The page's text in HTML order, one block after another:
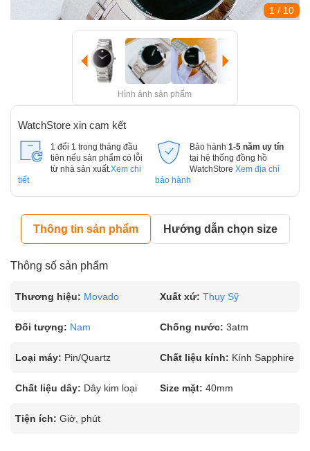
1 / 10
Hình ảnh sản phẩm
WatchStore xin cam kết
1 đổi 1 trong tháng đầu
tiên nếu sản phẩm có lỗi
từ nhà sản xuất. Xem chi
tiết
Bảo hành 1-5 năm uy tín
tại hệ thống đồng hồ
WatchStore Xem địa chỉ
bảo hành
Thông tin sản phẩm Hướng dẫn chọn size
Thông số sản phẩm
Thương hiệu: Movado Xuất xứ: Thụy Sỹ
Đối tượng: Nam Chống nước: 3atm
Loại máy: Pin/Quartz Chất liệu kính: Kính Sapphire
Chất liệu dây: Dây kim loại Size mặt: 40mm
Tiện ích: Giờ, phút